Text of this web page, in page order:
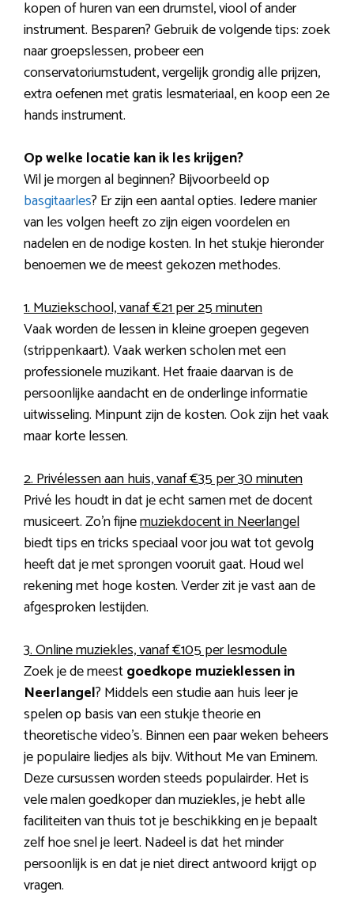
kopen of huren van een drumstel, viool of ander
instrument. Besparen? Gebruik de volgende tips: zoek
naar groepslessen, probeer een
conservatoriumstudent, vergelijk grondig alle prijzen,
extra oefenen met gratis lesmateriaal, en koop een 2e
hands instrument.
Op welke locatie kan ik les krijgen?
Wil je morgen al beginnen? Bijvoorbeeld op
basgitaarles? Er zijn een aantal opties. Iedere manier
van les volgen heeft zo zijn eigen voordelen en
nadelen en de nodige kosten. In het stukje hieronder
benoemen we de meest gekozen methodes.
1. Muziekschool, vanaf €21 per 25 minuten
Vaak worden de lessen in kleine groepen gegeven
(strippenkaart). Vaak werken scholen met een
professionele muzikant. Het fraaie daarvan is de
persoonlijke aandacht en de onderlinge informatie
uitwisseling. Minpunt zijn de kosten. Ook zijn het vaak
maar korte lessen.
2. Privélessen aan huis, vanaf €35 per 30 minuten
Privé les houdt in dat je echt samen met de docent
musiceert. Zo’n fijnemuziekdocent in Neerlangel
biedt tips en tricks speciaal voor jou wat tot gevolg
heeft dat je met sprongen vooruit gaat. Houd wel
rekening met hoge kosten. Verder zit je vast aan de
afgesproken lestijden.
3. Online muziekles, vanaf €105 per lesmodule
Zoek je de meestgoedkope muzieklessen in
Neerlangel? Middels een studie aan huis leer je
spelen op basis van een stukje theorie en
theoretische video’s. Binnen een paar weken beheers
je populaire liedjes als bijv. Without Me van Eminem.
Deze cursussen worden steeds populairder. Het is
vele malen goedkoper dan muziekles, je hebt alle
faciliteiten van thuis tot je beschikking en je bepaalt
zelf hoe snel je leert. Nadeel is dat het minder
persoonlijk is en dat je niet direct antwoord krijgt op
vragen.